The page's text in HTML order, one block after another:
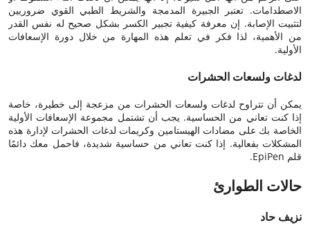
الاصطدامات. تعتبر الجبيرة المدمجة والشريط الطبي القوي ضروريين
لتثبيت الإصابة. إن معرفة كيفية تجبير الكسر بشكل صحيح له نفس القدر
من الأهمية، لذا فكر في تعلم هذه المهارة من خلال دورة الإسعافات
الأولية.
لدغات ولسعات الحشرات
يمكن أن تتراوح لدغات ولسعات الحشرات من مزعجة إلى خطيرة، خاصة
إذا كنت تعاني من الحساسية. يجب أن تشتمل مجموعة الإسعافات الأولية
الخاصة بك على مضادات الهيستامين وكريمات لدغات الحشرات لإدارة هذه
المشكلات بفعالية. إذا كنت تعاني من حساسية شديدة، فاحمل معك دائمًا
قلم EpiPen.
حالات الطوارئ
نزيف حاد